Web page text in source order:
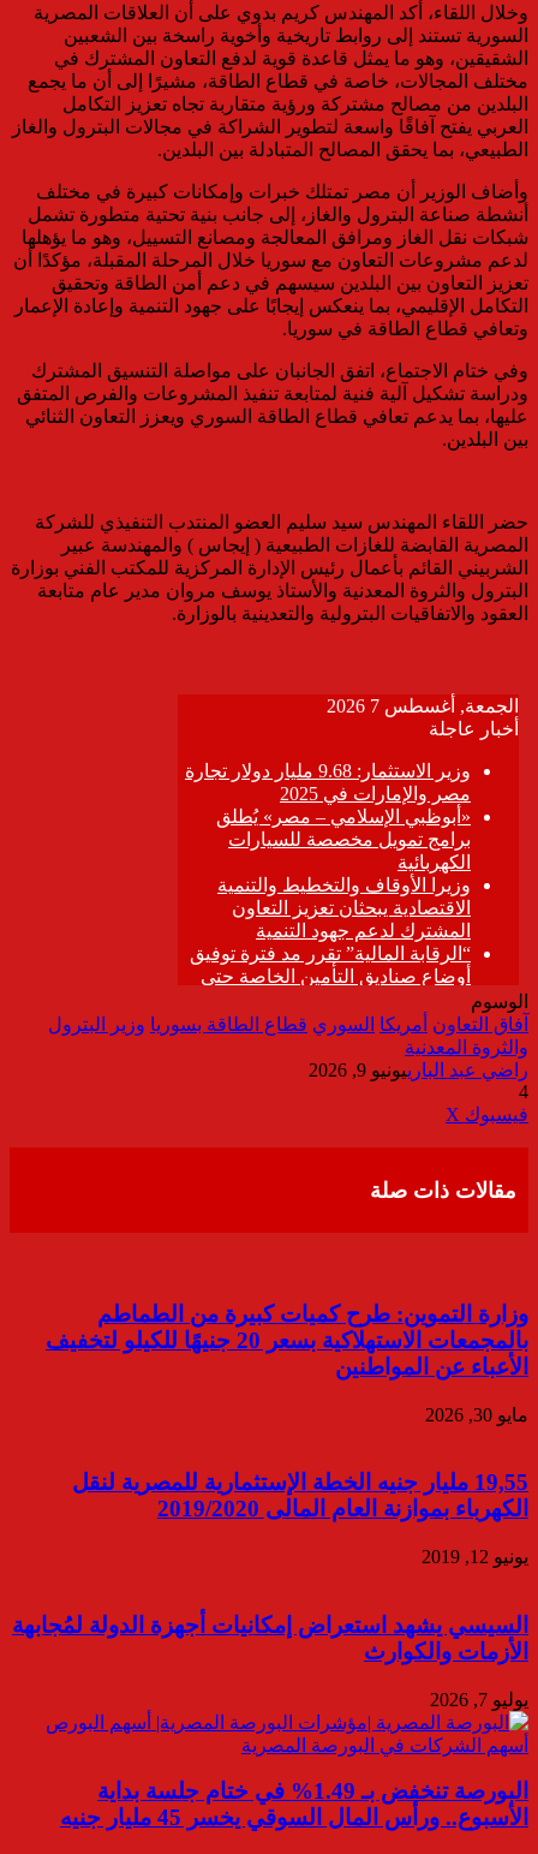
وخلال اللقاء، أكد المهندس كريم بدوي على أن العلاقات المصرية
السورية تستند إلى روابط تاريخية وأخوية راسخة بين الشعبين
الشقيقين، وهو ما يمثل قاعدة قوية لدفع التعاون المشترك في
مختلف المجالات، خاصة في قطاع الطاقة، مشيرًا إلى أن ما يجمع
البلدين من مصالح مشتركة ورؤية متقاربة تجاه تعزيز التكامل
العربي يفتح آفاقًا واسعة لتطوير الشراكة في مجالات البترول والغاز
الطبيعي، بما يحقق المصالح المتبادلة بين البلدين.
وأضاف الوزير أن مصر تمتلك خبرات وإمكانات كبيرة في مختلف
أنشطة صناعة البترول والغاز، إلى جانب بنية تحتية متطورة تشمل
شبكات نقل الغاز ومرافق المعالجة ومصانع التسييل، وهو ما يؤهلها
لدعم مشروعات التعاون مع سوريا خلال المرحلة المقبلة، مؤكدًا أن
تعزيز التعاون بين البلدين سيسهم في دعم أمن الطاقة وتحقيق
التكامل الإقليمي، بما ينعكس إيجابًا على جهود التنمية وإعادة الإعمار
وتعافي قطاع الطاقة في سوريا.
وفي ختام الاجتماع، اتفق الجانبان على مواصلة التنسيق المشترك
ودراسة تشكيل آلية فنية لمتابعة تنفيذ المشروعات والفرص المتفق
عليها، بما يدعم تعافي قطاع الطاقة السوري ويعزز التعاون الثنائي
بين البلدين.
حضر اللقاء المهندس سيد سليم العضو المنتدب التنفيذي للشركة
المصرية القابضة للغازات الطبيعية ( إيجاس ) والمهندسة عبير
الشربيني القائم بأعمال رئيس الإدارة المركزية للمكتب الفني بوزارة
البترول والثروة المعدنية والأستاذ يوسف مروان مدير عام متابعة
العقود والاتفاقيات البترولية والتعدينية بالوزارة.
الوسوم
آفاق التعاون أمريكا السوري قطاع الطاقة بسوريا وزير البترول
والثروة المعدنية
راضي عبد البارييونيو 9, 2026
4
فيسبوك ‫X
مقالات ذات صلة
وزارة التموين: طرح كميات كبيرة من الطماطم
بالمجمعات الاستهلاكية بسعر 20 جنيهًا للكيلو لتخفيف
الأعباء عن المواطنين
مايو 30, 2026
19,55 مليار جنيه الخطة الإستثمارية للمصرية لنقل
الكهرباء بموازنة العام المالى 2019/2020
يونيو 12, 2019
السيسي يشهد استعراض إمكانيات أجهزة الدولة لمُجابهة
الأزمات والكوارث
يوليو 7, 2026
البورصة تنخفض بـ 1.49% في ختام جلسة بداية
الأسبوع.. ورأس المال السوقي يخسر 45 مليار جنيه